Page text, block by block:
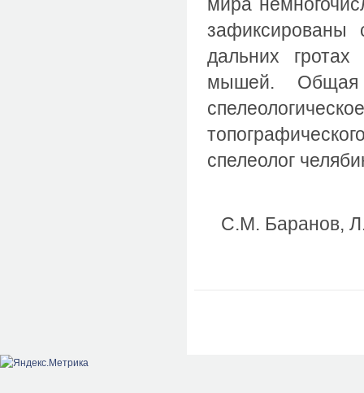
зафиксированы
дальних
мышей.
спелеолог
С.М. Баранов,